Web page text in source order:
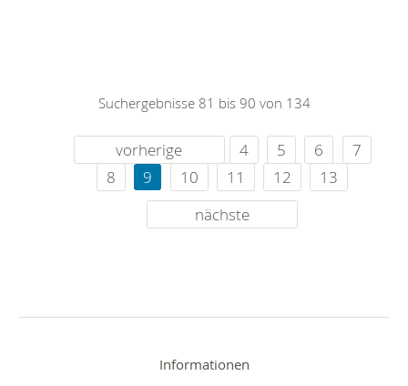
Suchergebnisse 81 bis 90 von 134
vorherige 4 5 6
7
8
9 10 11 12
13
nächste
Informationen